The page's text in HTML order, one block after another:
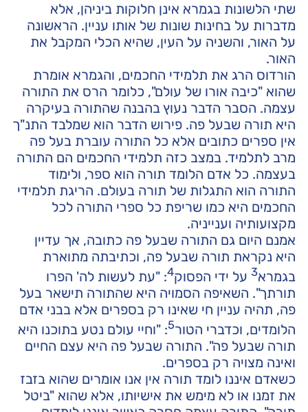
שתי הלשונות בגמרא אינן חלוקות ביניהן, אלא
מדברות על בחינות שונות של אותו עניין. הראשונה
על האור, והשניה על העין, שהיא הכלי המקבל את
האור.
הורדוס הרג את תלמידי החכמים, והגמרא אומרת
שהוא "כיבה אורו של עולם", כלומר הרס את התורה
עצמה. הסבר הדבר נעוץ בהבנה שהתורה בעיקרה
היא תורה שבעל פה. פירוש הדבר הוא שמלבד התנ"ך
אין ספרים כתובים אלא כל התורה עוברת בעל פה
מרב לתלמיד. במצב כזה תלמידי החכמים הם התורה
בעצמה. כל אדם הלומד תורה הוא ספר, ולימוד
התורה הוא התגלות של תורה בעולם. הריגת תלמידי
החכמים היא כמו שריפת כל ספרי התורה לכל
מקצועותיה וענייניה.
אמנם היום גם התורה שבעל פה כתובה, אך עדיין
היא נקראת תורה שבעל פה, וכתיבתה מתוארת
בגמרא3על ידי הפסוק4: "עת לעשות לה' הפרו
תורתך". השאיפה הסמויה היא שהתורה תישאר בעל
פה, תהיה עניין חי שאינו רק בספרים אלא בבני אדם
הלומדים, וכדברי הטור5: "וחיי עולם נטע בתוכנו היא
תורה שבעל פה". התורה שבעל פה היא עצם החיים
ואינה מצויה רק בספרים.
כשאדם איננו לומד תורה אין אנו אומרים שהוא בזבז
את זמנו או לא מימש את אישיותו, אלא שהוא "ביטל